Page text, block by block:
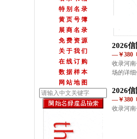
特 别 名 录
黄 页 号 簿
展 商 名 录
免 费 资 源
关 于 我 们
在 线 订 购
数 据 样 本
网 站 地 图
2026
—￥380
收录河
场的详细
2026
—￥380
收录河